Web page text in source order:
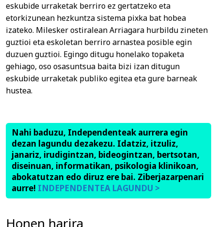
eskubide urraketak berriro ez gertatzeko eta
etorkizunean hezkuntza sistema pixka bat hobea
izateko. Milesker ostiralean Arriagara hurbildu zineten
guztioi eta eskoletan berriro arnastea posible egin
duzuen guztioi. Egingo ditugu honelako topaketa
gehiago, oso osasuntsua baita bizi izan ditugun
eskubide urraketak publiko egitea eta gure barneak
hustea.
Nahi baduzu, Independenteak aurrera egin
dezan lagundu dezakezu. Idatziz, itzuliz,
janariz, irudigintzan, bideogintzan, bertsotan,
diseinuan, informatikan, psikologia klinikoan,
abokatutzan edo diruz ere bai. Ziberjazarpenari
aurre! INDEPENDENTEA LAGUNDU >
Honen harira